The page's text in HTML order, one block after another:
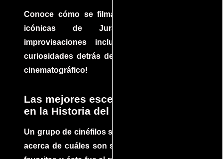
Conoce cómo se filmaron algunas escenas
icónicas de Jurassic Park, con
improvisaciones incluidas. ¡Descubre las
curiosidades detrás del rodaje de un clásico
cinematográfico!
Las mejores escenas de acción
en la Historia del cine
Un grupo de cinéfilos se juntaron para debatir
acerca de cuáles son sus escenas de acción